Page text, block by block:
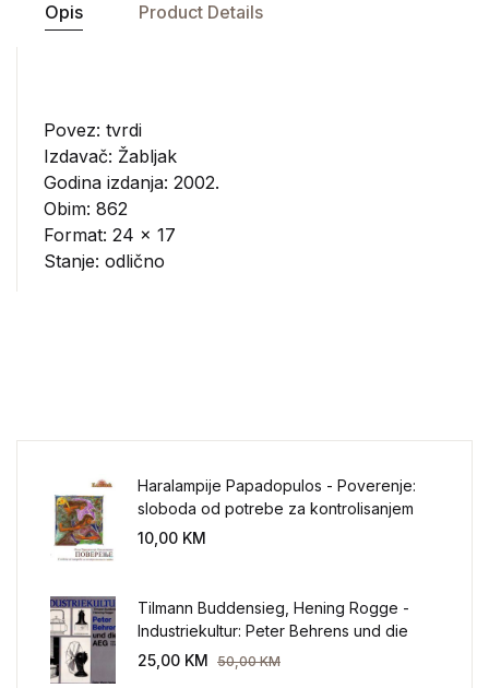
Opis Product Details
Povez: tvrdi
Izdavač: Žabljak
Godina izdanja: 2002.
Obim: 862
Format: 24 x 17
Stanje: odlično
Haralampije Papadopulos - Poverenje:
sloboda od potrebe za kontrolisanjem
sveta
10,00 KM
Tilmann Buddensieg, Hening Rogge -
Industriekultur: Peter Behrens und die
AEG 1907-1914.
25,00 KM 50,00KM